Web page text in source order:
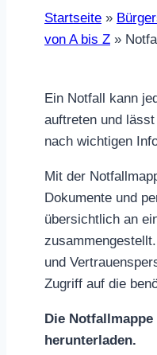
Startseite »
von A bis Z »
Ein Notfall kann
auftreten und
nach wichtigen
Mit der
Dokumente und
übersichtlich an
und
Zugriff auf die
Die Notfallmappe
herunterladen.